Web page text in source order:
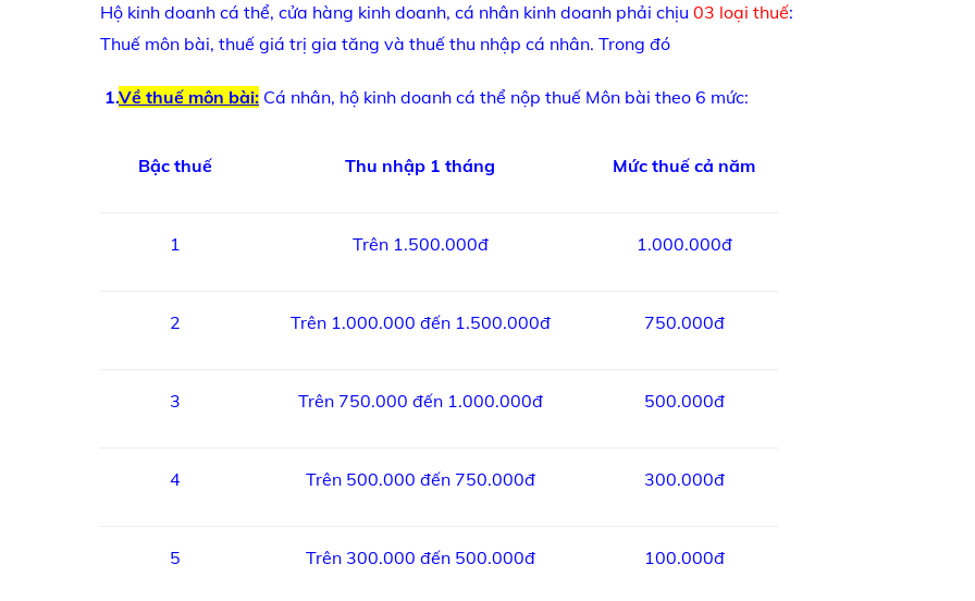
Hộ kinh doanh cá thể, cửa hàng kinh doanh, cá nhân kinh doanh phải chịu 03 loại thuế:
Thuế môn bài, thuế giá trị gia tăng và thuế thu nhập cá nhân. Trong đó
1.Về thuế môn bài: Cá nhân, hộ kinh doanh cá thể nộp thuế Môn bài theo 6 mức:
Bậc thuế Thu nhập 1 tháng Mức thuế cả năm
1 Trên 1.500.000đ 1.000.000đ
2 Trên 1.000.000 đến 1.500.000đ 750.000đ
3 Trên 750.000 đến 1.000.000đ 500.000đ
4 Trên 500.000 đến 750.000đ 300.000đ
5 Trên 300.000 đến 500.000đ 100.000đ